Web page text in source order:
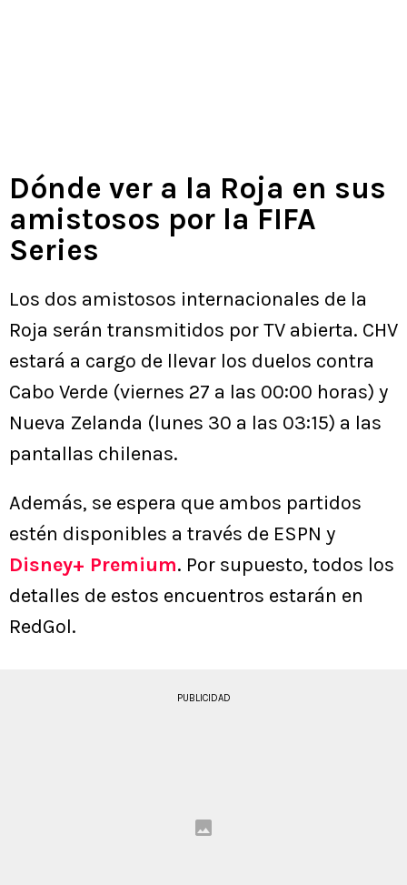
Dónde ver a la Roja en sus
amistosos por la FIFA
Series
Los dos amistosos internacionales de la
Roja serán transmitidos por TV abierta. CHV
estará a cargo de llevar los duelos contra
Cabo Verde (viernes 27 a las 00:00 horas) y
Nueva Zelanda (lunes 30 a las 03:15) a las
pantallas chilenas.
Además, se espera que ambos partidos
estén disponibles a través de ESPN y
Disney+ Premium. Por supuesto, todos los
detalles de estos encuentros estarán en
RedGol.
PUBLICIDAD